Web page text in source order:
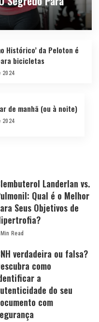
2024
Histórico’ da Peloton é
bicicletas
2024
de manhã (ou à noite)
2024
Landerlan vs.
Qual é o Melhor
Seus Objetivos de
Read
verdadeira ou falsa?
como
a
do seu
com